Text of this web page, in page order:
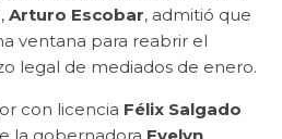
Arturo Escobar, admitió que
ventana para reabrir el
legal de mediados de enero.
con licencia Félix Salgado
la gobernadora Evelyn